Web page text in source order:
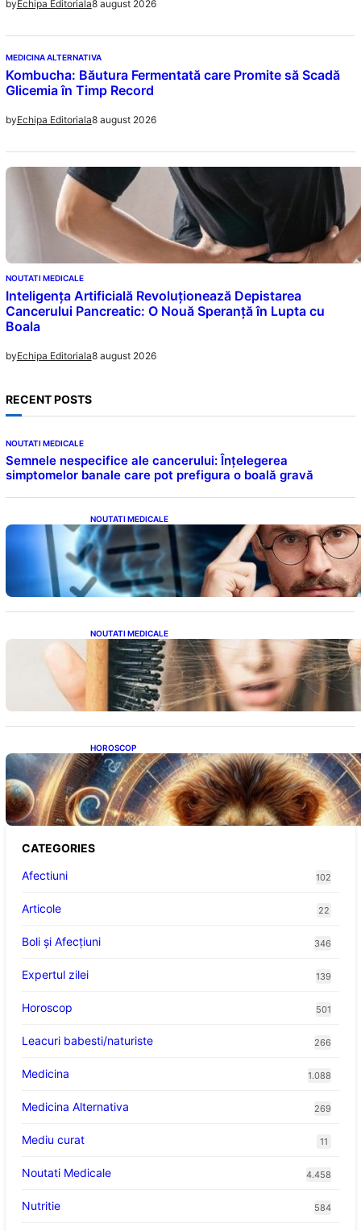
byEchipa Editoriala8 august 2026
MEDICINA ALTERNATIVA
Kombucha: Băutura Fermentată care Promite să Scadă
Glicemia în Timp Record
byEchipa Editoriala8 august 2026
NOUTATI MEDICALE
Inteligența Artificială Revoluționează Depistarea
Cancerului Pancreatic: O Nouă Speranță în Lupta cu
Boala
byEchipa Editoriala8 august 2026
RECENT POSTS
NOUTATI MEDICALE
Semnele nespecifice ale cancerului: Înțelegerea
simptomelor banale care pot prefigura o boală gravă
NOUTATI MEDICALE
Inteligența dincolo de note: Semnele unui IQ
ridicat care nu țin de școală
NOUTATI MEDICALE
Semnele unei deficiențe de proteine:
Impactul asupra sănătății tale
HOROSCOP
Portalul Leului 8/8: Oportunități de
Abundență pentru Cinci Zodii în 2026
CATEGORIES
Afectiuni
102
Articole 22
Boli și Afecțiuni 346
Expertul zilei 139
Horoscop 501
Leacuri babesti/naturiste 266
Medicina 1.088
Medicina Alternativa 269
Mediu curat 11
Noutati Medicale 4.458
Nutritie 584